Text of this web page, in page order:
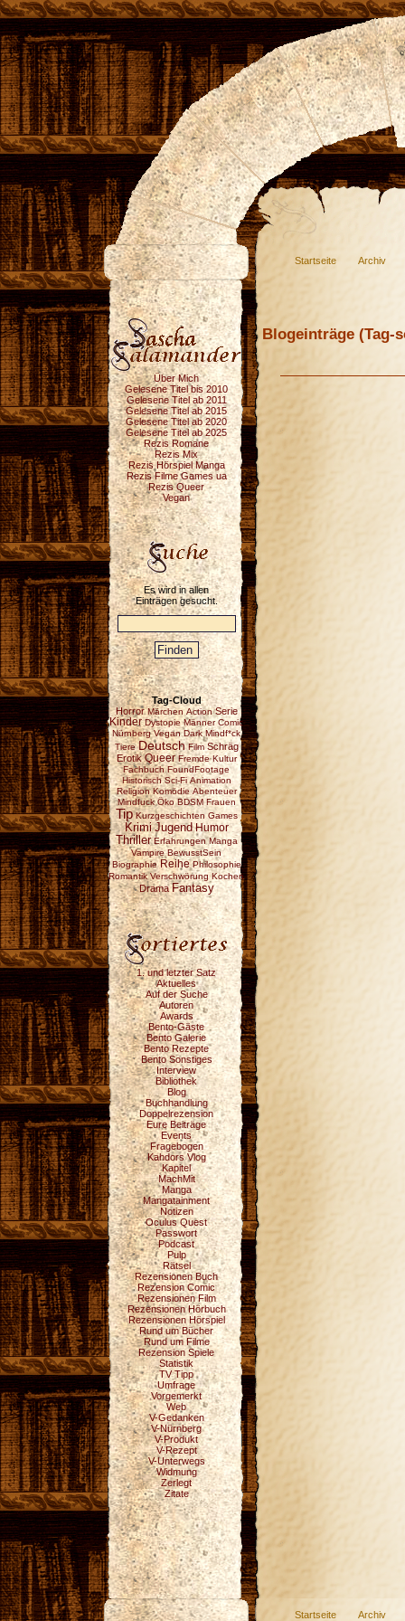
Startseite Archiv
Über Mich
Gelesene Titel bis 2010
Gelesene Titel ab 2011
Gelesene Titel ab 2015
Gelesene Titel ab 2020
Gelesene Titel ab 2025
Rezis Romane
Rezis Mix
Rezis Hörspiel Manga
Rezis Filme Games ua
Rezis Queer
Vegan
Es wird in allen
Einträgen gesucht.
Tag-Cloud
Horror Märchen Action Serie
Kinder Dystopie Männer Comic
Nürnberg Vegan Dark Mindf*ck
Tiere Deutsch Film Schräg
Erotik Queer Fremde Kultur
Fachbuch FoundFootage
Historisch Sci-Fi Animation
Religion Komödie Abenteuer
Mindfuck Öko BDSM Frauen
Tip Kurzgeschichten Games
Krimi Jugend Humor
Thriller Erfahrungen Manga
Vampire BewusstSein
Biographie Reihe Philosophie
Romantik Verschwörung Kochen
Drama Fantasy
1. und letzter Satz
Aktuelles
Auf der Suche
Autoren
Awards
Bento-Gäste
Bento Galerie
Bento Rezepte
Bento Sonstiges
Interview
Bibliothek
Blog
Buchhandlung
Doppelrezension
Eure Beiträge
Events
Fragebogen
Kahdors Vlog
Kapitel
MachMit
Manga
Mangatainment
Notizen
Oculus Quest
Passwort
Podcast
Pulp
Rätsel
Rezensionen Buch
Rezension Comic
Rezensionen Film
Rezensionen Hörbuch
Rezensionen Hörspiel
Rund um Bücher
Rund um Filme
Rezension Spiele
Statistik
TV Tipp
Umfrage
Vorgemerkt
Web
V-Gedanken
V-Nürnberg
V-Produkt
V-Rezept
V-Unterwegs
Widmung
Zerlegt
Zitate
Blogeinträge (Tag-
Startseite Archiv